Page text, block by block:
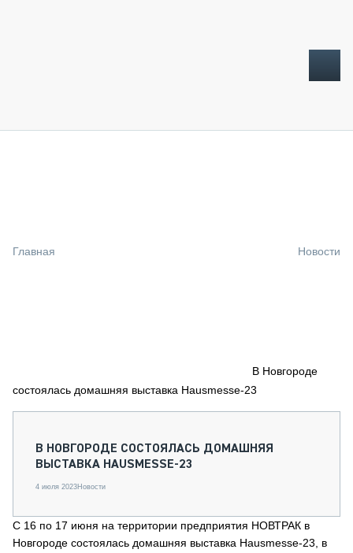
СПЕЦПРОЕКТЫ
О ПРОЕКТЕ
Главная Новости
В Новгороде
состоялась домашняя выставка Hausmesse-23
В НОВГОРОДЕ СОСТОЯЛАСЬ ДОМАШНЯЯ
ВЫСТАВКА HAUSMESSE-23
4 июля 2023Новости
С 16 по 17 июня на территории предприятия НОВТРАК в
Новгороде состоялась домашняя выставка Hausmesse-23, в